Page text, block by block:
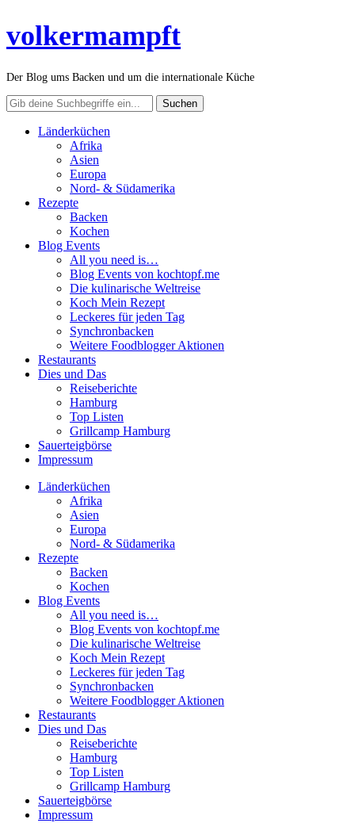
volkermampft
Der Blog ums Backen und um die internationale Küche
Länderküchen
Afrika
Asien
Europa
Nord- & Südamerika
Rezepte
Backen
Kochen
Blog Events
All you need is…
Blog Events von kochtopf.me
Die kulinarische Weltreise
Koch Mein Rezept
Leckeres für jeden Tag
Synchronbacken
Weitere Foodblogger Aktionen
Restaurants
Dies und Das
Reiseberichte
Hamburg
Top Listen
Grillcamp Hamburg
Sauerteigbörse
Impressum
Länderküchen
Afrika
Asien
Europa
Nord- & Südamerika
Rezepte
Backen
Kochen
Blog Events
All you need is…
Blog Events von kochtopf.me
Die kulinarische Weltreise
Koch Mein Rezept
Leckeres für jeden Tag
Synchronbacken
Weitere Foodblogger Aktionen
Restaurants
Dies und Das
Reiseberichte
Hamburg
Top Listen
Grillcamp Hamburg
Sauerteigbörse
Impressum